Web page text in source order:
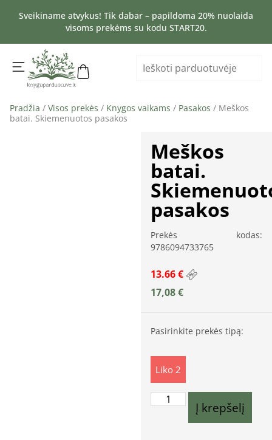
Sveikiname atvykus! Tik dabar – papildoma 20% nuolaida
visoms prekėms su kodu START20.
Pradžia / Visos prekės / Knygos vaikams / Pasakos / Meškos
batai. Skiemenuotos pasakos
Meškos
batai.
pasakos
Prekės kodas:
9786094733765
13.66 €
17,08€
Pasirinkite prekės tipą:
Liko 2
Į krepšelį